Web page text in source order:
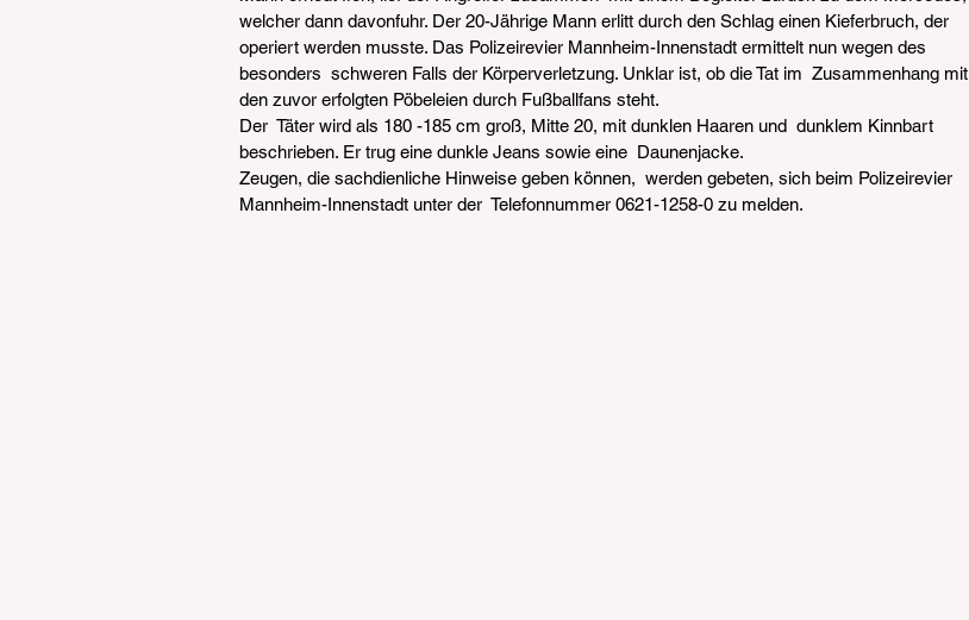
welcher dann davonfuhr. Der 20-Jährige Mann erlitt durch den Schlag einen Kieferbruch, der
operiert werden musste. Das Polizeirevier Mannheim-Innenstadt ermittelt nun wegen des
besonders  schweren Falls der Körperverletzung. Unklar ist, ob die Tat im  Zusammenhang mit
den zuvor erfolgten Pöbeleien durch Fußballfans steht.
Der  Täter wird als 180 -185 cm groß, Mitte 20, mit dunklen Haaren und  dunklem Kinnbart
beschrieben. Er trug eine dunkle Jeans sowie eine  Daunenjacke.
Zeugen, die sachdienliche Hinweise geben können,  werden gebeten, sich beim Polizeirevier
Mannheim-Innenstadt unter der  Telefonnummer 0621-1258-0 zu melden.